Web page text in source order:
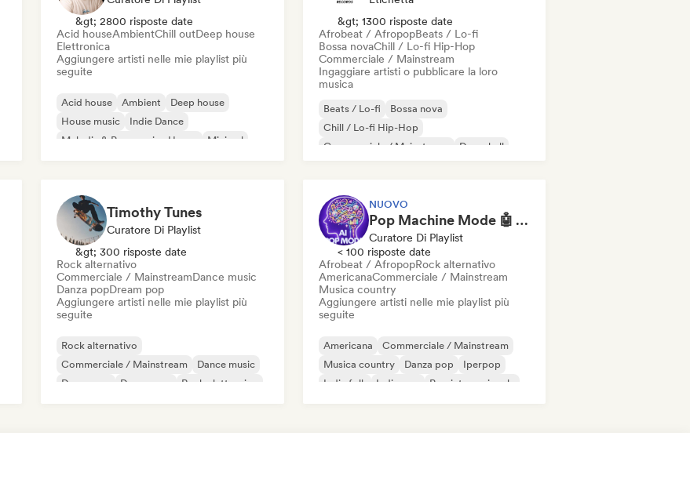
&gt; 2800 risposte date
Acid houseAmbientChill outDeep house
Elettronica
Aggiungere artisti nelle mie playlist più
seguite
Acid house Ambient
Deep house
House music
Indie Dance
Melodic & Progressive House
Minimal
&gt; 1300 risposte date
Afrobeat / AfropopBeats / Lo-fi
Bossa novaChill / Lo-fi Hip-Hop
Commerciale / Mainstream
Ingaggiare artisti o pubblicare la loro
musica
Beats / Lo-fi
Bossa nova
Chill / Lo-fi Hip-Hop
Commerciale / Mainstream
Dancehall
Timothy Tunes
Curatore Di Playlist
&gt; 300 risposte date
Rock alternativo
Commerciale / MainstreamDance music
Danza popDream pop
Aggiungere artisti nelle mie playlist più
seguite
Rock alternativo
Commerciale / Mainstream
Dance music
Danza pop
Dream pop
Rock elettronico
NUOVO
Pop Machine Mode 🤖 AI Music, Indie Pop & Dream Pop
Curatore Di Playlist
< 100 risposte date
Afrobeat / AfropopRock alternativo
AmericanaCommerciale / Mainstream
Musica country
Aggiungere artisti nelle mie playlist più
seguite
Americana
Commerciale / Mainstream
Musica country
Danza pop
Iperpop
Indie folk
Indie pop Pop internazionale